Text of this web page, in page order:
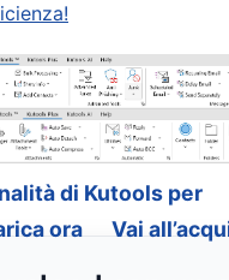
di Kutools per
ora Vai